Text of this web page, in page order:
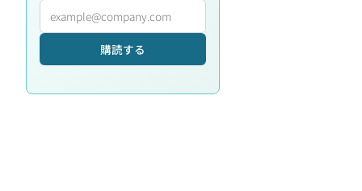
購読する